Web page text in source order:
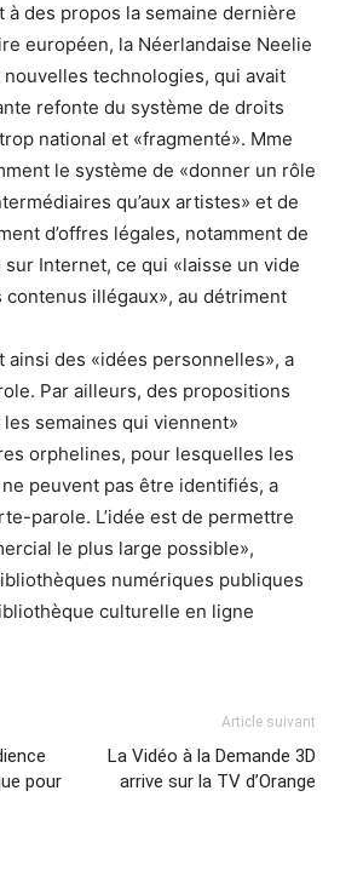
à des propos la semaine dernière
européen, la Néerlandaise Neelie
technologies, qui avait
refonte du système de droits
national et «fragmenté». Mme
le système de «donner un rôle
qu’aux artistes» et de
d’offres légales, notamment de
Internet, ce qui «laisse un vide
illégaux», au détriment
ainsi des «idées personnelles», a
Par ailleurs, des propositions
semaines qui viennent»
orphelines, pour lesquelles les
peuvent pas être identifiés, a
parole. L’idée est de permettre
le plus large possible»,
numériques publiques
culturelle en ligne
pour
Article suivant
La Vidéo à la Demande 3D
arrive sur la TV d’Orange